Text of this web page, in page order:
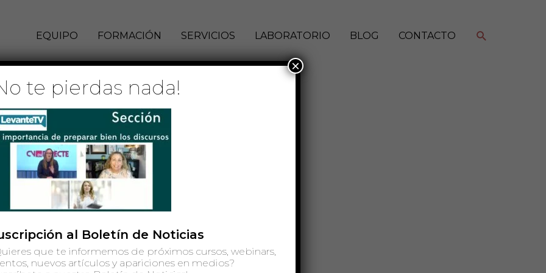
EQUIPO FORMACIÓN SERVICIOS LABORATORIO BLOG CONTACTO Buscar
TV YOUTUBE
de octubre de 2021
te pierdas nada!
al Boletín de Noticias
que te informemos de próximos cursos, webinars,
nuevos artículos y apariciones en medios?
×